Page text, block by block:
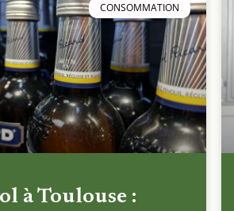
CONSOMMATION
à Toulouse :